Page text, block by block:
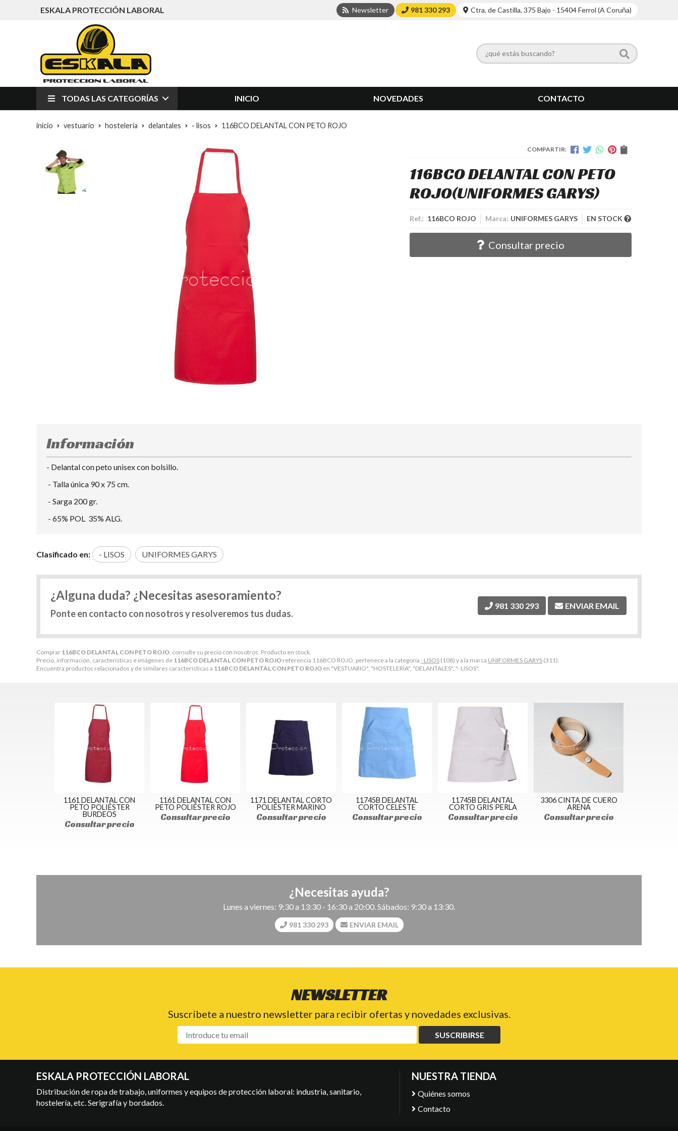
ESKALA PROTECCIÓN LABORAL Newsletter 981 330 293 Ctra. de Castilla, 375 Bajo - 15404 Ferrol (A Coruña)
TODAS LAS CATEGORÍAS INICIO NOVEDADES CONTACTO
inicio vestuario hostelería delantales - lisos 116BCO DELANTAL CON PETO ROJO
COMPARTIR:
116BCO DELANTAL CON PETO
ROJO(UNIFORMES GARYS)
Ref.: 116BCO ROJO Marca: UNIFORMES GARYS EN STOCK
Consultar precio
Comprar 116BCO DELANTAL CON PETO ROJO, consulte su precio con nosotros. Producto en stock.
Precio, información, características e imágenes de 116BCO DELANTAL CON PETO ROJO referencia 116BCO ROJO, pertenece a la categoría - LISOS (108) y a la marca UNIFORMES GARYS (311).
Encuentra productos relacionados y de similares características a 116BCO DELANTAL CON PETO ROJO en "VESTUARIO", "HOSTELERÍA", "DELANTALES", "- LISOS".
Información
- Delantal con peto unisex con bolsillo.
- Talla única 90 x 75 cm.
- Sarga 200 gr.
- 65% POL 35% ALG.
Clasificado en: - LISOS UNIFORMES GARYS
¿Alguna duda? ¿Necesitas asesoramiento?
Ponte en contacto con nosotros y resolveremos tus dudas.
981 330 293 ENVIAR EMAIL
1161 DELANTAL CON
PETO POLIÉSTER
BURDEOS
Consultar precio
1161 DELANTAL CON
PETO POLIÉSTER ROJO
Consultar precio
1171 DELANTAL CORTO
POLIÉSTER MARINO
Consultar precio
11745B DELANTAL
CORTO CELESTE
Consultar precio
11745B DELANTAL
CORTO GRIS PERLA
Consultar precio
3306 CINTA DE CUERO
ARENA
Consultar precio
¿Necesitas ayuda?
Lunes a viernes: 9:30 a 13:30 - 16:30 a 20:00. Sábados: 9:30 a 13:30.
981 330 293 ENVIAR EMAIL
NEWSLETTER
Suscríbete a nuestro newsletter para recibir ofertas y novedades exclusivas.
SUSCRIBIRSE
ESKALA PROTECCIÓN LABORAL
Distribución de ropa de trabajo, uniformes y equipos de protección laboral: industria, sanitario,
hostelería, etc. Serigrafía y bordados.
NUESTRA TIENDA
Quiénes somos
Contacto